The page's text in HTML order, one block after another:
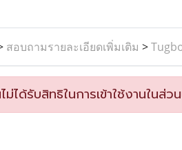
สอบถามรายละเอียดเพิ่มเติม >
ได้รับสิทธิในการเข้าใช้งานในส่ว